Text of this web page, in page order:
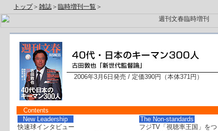
トップ＞ 雑誌 ＞ 臨時増刊一覧 ＞
2006年3月6日発売 / 定価390円（本体371円）
Contents
New Leadership
快速球インタビュー
The Non-standards
フジTV「視聴率王国」を